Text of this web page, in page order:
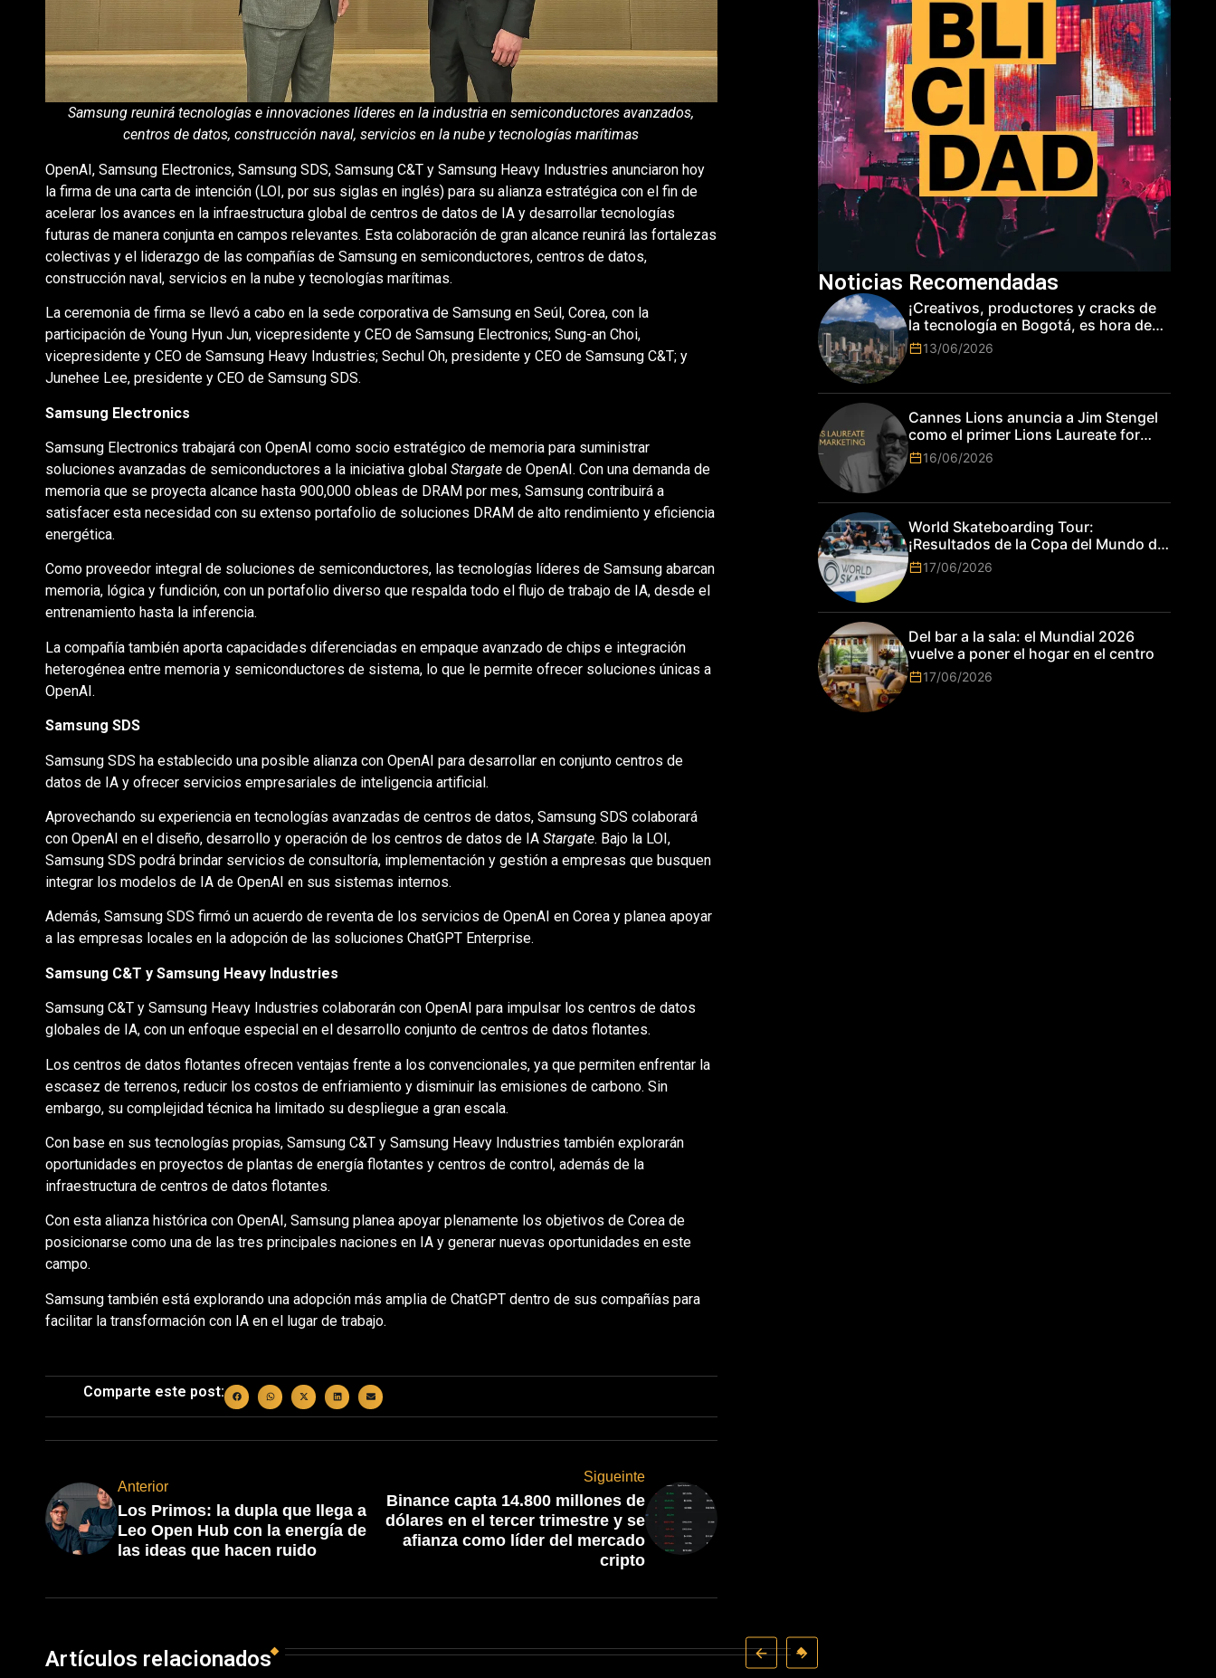
Samsung reunirá tecnologías e innovaciones líderes en la industria en semiconductores avanzados,
centros de datos, construcción naval, servicios en la nube y tecnologías marítimas
OpenAI, Samsung Electronics, Samsung SDS, Samsung C&T y Samsung Heavy Industries anunciaron hoy
la firma de una carta de intención (LOI, por sus siglas en inglés) para su alianza estratégica con el fin de
acelerar los avances en la infraestructura global de centros de datos de IA y desarrollar tecnologías
futuras de manera conjunta en campos relevantes. Esta colaboración de gran alcance reunirá las fortalezas
colectivas y el liderazgo de las compañías de Samsung en semiconductores, centros de datos,
construcción naval, servicios en la nube y tecnologías marítimas.
La ceremonia de firma se llevó a cabo en la sede corporativa de Samsung en Seúl, Corea, con la
participación de Young Hyun Jun, vicepresidente y CEO de Samsung Electronics; Sung-an Choi,
vicepresidente y CEO de Samsung Heavy Industries; Sechul Oh, presidente y CEO de Samsung C&T; y
Junehee Lee, presidente y CEO de Samsung SDS.
Samsung Electronics
Samsung Electronics trabajará con OpenAI como socio estratégico de memoria para suministrar
soluciones avanzadas de semiconductores a la iniciativa global Stargatede OpenAI. Con una demanda de
memoria que se proyecta alcance hasta 900,000 obleas de DRAM por mes, Samsung contribuirá a
satisfacer esta necesidad con su extenso portafolio de soluciones DRAM de alto rendimiento y eficiencia
energética.
Como proveedor integral de soluciones de semiconductores, las tecnologías líderes de Samsung abarcan
memoria, lógica y fundición, con un portafolio diverso que respalda todo el flujo de trabajo de IA, desde el
entrenamiento hasta la inferencia.
La compañía también aporta capacidades diferenciadas en empaque avanzado de chips e integración
heterogénea entre memoria y semiconductores de sistema, lo que le permite ofrecer soluciones únicas a
OpenAI.
Samsung SDS
Samsung SDS ha establecido una posible alianza con OpenAI para desarrollar en conjunto centros de
datos de IA y ofrecer servicios empresariales de inteligencia artificial.
Aprovechando su experiencia en tecnologías avanzadas de centros de datos, Samsung SDS colaborará
con OpenAI en el diseño, desarrollo y operación de los centros de datos de IA Stargate. Bajo la LOI,
Samsung SDS podrá brindar servicios de consultoría, implementación y gestión a empresas que busquen
integrar los modelos de IA de OpenAI en sus sistemas internos.
Además, Samsung SDS firmó un acuerdo de reventa de los servicios de OpenAI en Corea y planea apoyar
a las empresas locales en la adopción de las soluciones ChatGPT Enterprise.
Samsung C&T y Samsung Heavy Industries
Samsung C&T y Samsung Heavy Industries colaborarán con OpenAI para impulsar los centros de datos
globales de IA, con un enfoque especial en el desarrollo conjunto de centros de datos flotantes.
Los centros de datos flotantes ofrecen ventajas frente a los convencionales, ya que permiten enfrentar la
escasez de terrenos, reducir los costos de enfriamiento y disminuir las emisiones de carbono. Sin
embargo, su complejidad técnica ha limitado su despliegue a gran escala.
Con base en sus tecnologías propias, Samsung C&T y Samsung Heavy Industries también explorarán
oportunidades en proyectos de plantas de energía flotantes y centros de control, además de la
infraestructura de centros de datos flotantes.
Con esta alianza histórica con OpenAI, Samsung planea apoyar plenamente los objetivos de Corea de
posicionarse como una de las tres principales naciones en IA y generar nuevas oportunidades en este
campo.
Samsung también está explorando una adopción más amplia de ChatGPT dentro de sus compañías para
facilitar la transformación con IA en el lugar de trabajo.
Comparte este post:
Anterior
Los Primos: la dupla que llega a
Leo Open Hub con la energía de
las ideas que hacen ruido
Sigueinte
Binance capta 14.800 millones de
dólares en el tercer trimestre y se
afianza como líder del mercado
cripto
Artículos relacionados
Noticias Recomendadas
¡Creativos, productores y cracks de
la tecnología en Bogotá, es hora de
subir de nivel! Las marcas más top
del mundo esperan por su talento.
13/06/2026
Cannes Lions anuncia a Jim Stengel
como el primer Lions Laureate for
Marketing
16/06/2026
World Skateboarding Tour:
¡Resultados de la Copa del Mundo de
Park de Roma 2026!
17/06/2026
Del bar a la sala: el Mundial 2026
vuelve a poner el hogar en el centro
17/06/2026